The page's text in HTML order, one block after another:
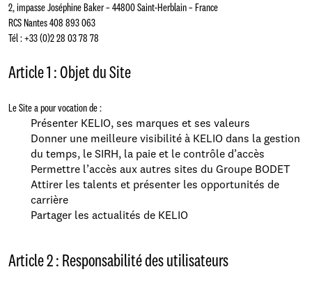
2, impasse Joséphine Baker – 44800 Saint-Herblain – France
RCS Nantes 408 893 063
Tél : +33 (0)2 28 03 78 78
Article 1 : Objet du Site
Le Site a pour vocation de :
Présenter KELIO, ses marques et ses valeurs
Donner une meilleure visibilité à KELIO dans la gestion
du temps, le SIRH, la paie et le contrôle d’accès
Permettre l’accès aux autres sites du Groupe BODET
Attirer les talents et présenter les opportunités de
carrière
Partager les actualités de KELIO
Article 2 : Responsabilité des utilisateurs